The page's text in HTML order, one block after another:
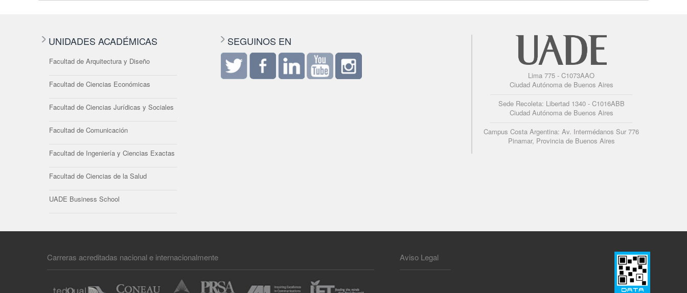
UNIDADES ACADÉMICAS
Facultad de Arquitectura y Diseño
Facultad de Ciencias Económicas
Facultad de Ciencias Jurídicas y Sociales
Facultad de Comunicación
Facultad de Ingeniería y Ciencias Exactas
Facultad de Ciencias de la Salud
UADE Business School
SEGUINOS EN
Lima 775 - C1073AAO
Ciudad Autónoma de Buenos Aires
Sede Recoleta: Libertad 1340 - C1016ABB
Ciudad Autónoma de Buenos Aires
Campus Costa Argentina: Av. Intermédanos Sur 776
Pinamar, Provincia de Buenos Aires
Carreras acreditadas nacional e internacionalmente Aviso Legal